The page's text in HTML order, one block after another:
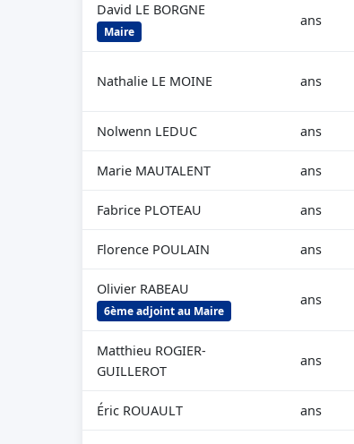
David LE BORGNE
Maire
ans
Nathalie LE MOINE ans
Nolwenn LEDUC ans
Marie MAUTALENT ans
Fabrice PLOTEAU ans
Florence POULAIN ans
Olivier RABEAU
6ème adjoint au Maire
ans
Matthieu ROGIER-
GUILLEROT
ans
Éric ROUAULT ans